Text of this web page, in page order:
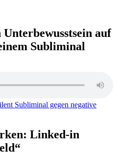
auf
Subliminal
Subliminal gegen negative
Linked-in